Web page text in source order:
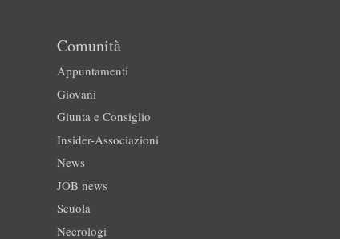
Comunità
Appuntamenti
Giovani
Giunta e Consiglio
Insider-Associazioni
News
JOB news
Scuola
Necrologi